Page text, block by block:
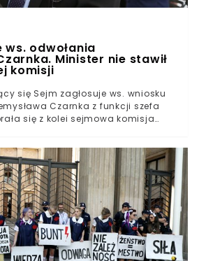
ws. odwołania
Minister nie stawił
komisji
się Sejm zagłosuje ws. wniosku
Czarnka z funkcji szefa
się z kolei sejmowa komisja
lipca Sejm zbierze się na trzydniowe
zajmą się m.in. projektem
oraz budzącą ogromną
popularnie nazywaną
zagłosują też ws.
wobec szefa MEiN
który złożyli posłowie KO.